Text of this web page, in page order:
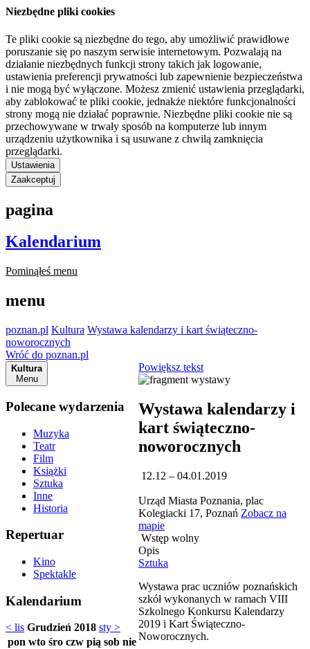
Niezbędne pliki cookies
Te pliki cookie są niezbędne do tego, aby umożliwić prawidłowe
poruszanie się po naszym serwisie internetowym. Pozwalają na
działanie niezbędnych funkcji strony takich jak logowanie,
ustawienia preferencji prywatności lub zapewnienie bezpieczeństwa
i nie mogą być wyłączone. Możesz zmienić ustawienia przeglądarki,
aby zablokować te pliki cookie, jednakże niektóre funkcjonalności
strony mogą nie działać poprawnie. Niezbędne pliki cookie nie są
przechowywane w trwały sposób na komputerze lub innym
urządzeniu użytkownika i są usuwane z chwilą zamknięcia
przeglądarki.
Ustawienia
Zaakceptuj
pagina
Kalendarium
Pominąłeś menu
menu
poznan.pl Kultura Wystawa kalendarzy i kart świąteczno-
noworocznych
Wróć do poznan.pl
Kultura
Menu
Polecane wydarzenia
Muzyka
Teatr
Film
Książki
Sztuka
Inne
Historia
Repertuar
Kino
Spektakle
Kalendarium
< lis Grudzień 2018 sty >
pon wto śro czw pią sob nie
Powiększ tekst
Wystawa kalendarzy i
kart świąteczno-
noworocznych
12.12 – 04.01.2019
Urząd Miasta Poznania, plac
Kolegiacki 17, Poznań Zobacz na
mapie
Wstęp wolny
Opis
Sztuka
Wystawa prac uczniów poznańskich
szkół wykonanych w ramach VIII
Szkolnego Konkursu Kalendarzy
2019 i Kart Świąteczno-
Noworocznych.